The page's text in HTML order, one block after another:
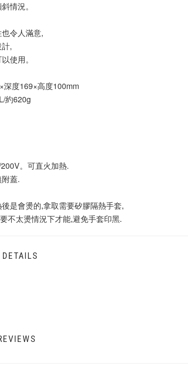
情況。
令人滿意,
,
使用。
深度169×高度100mm
約620g
。可直火加熱.
蓋.
是會燙的,拿取需要矽膠隔熱手套,
麻手套要不太燙情況下才能,避免手套印黑.